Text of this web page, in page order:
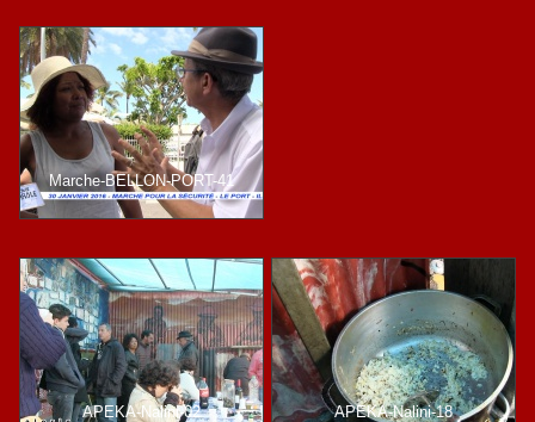
Marche-BELLON-PORT-41
APEKA-Nalini-02 APEKA-Nalini-18